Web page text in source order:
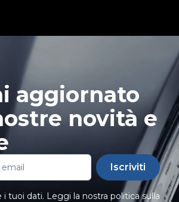
aggiornato
novità e
Iscriviti
tuoi dati. Leggi la nostra politica sulla